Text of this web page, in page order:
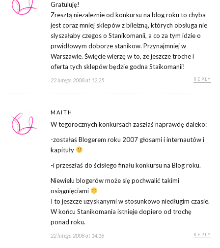
Gratuluję!
Zresztą niezaleznie od konkursu na blog roku to chyba
jest coraz mniej sklepów z bileizną, których obsługa nie
slyszałaby czegos o Stanikomanii, a co za tym idzie o
prwidłowym doborze stanikow. Przynajmniej w
Warszawie. Święcie wierzę w to, ze jeszcze troche i
oferta tych sklepów będzie godna Staikomanii!
22 lutego 2008 at 12:25 REPLY
MAITH
W tegorocznych konkursach zaszłaś naprawdę daleko:
-zostałaś Blogerem roku 2007 głosami i internautów i
kapituły
-i przeszłaś do ścisłego finału konkursu na Blog roku.
Niewielu blogerów może się pochwalić takimi
osiągnięciami
I to jeszcze uzyskanymi w stosunkowo niedługim czasie.
W końcu Stanikomania istnieje dopiero od trochę
ponad roku.
22 lutego 2008 at 14:16 REPLY